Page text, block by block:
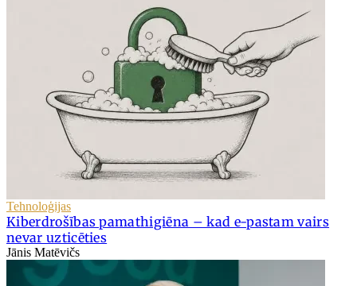
Tehnoloģijas
Kiberdrošības pamathigiēna – kad e-pastam vairs
nevar uzticēties
Jānis Matēvičs